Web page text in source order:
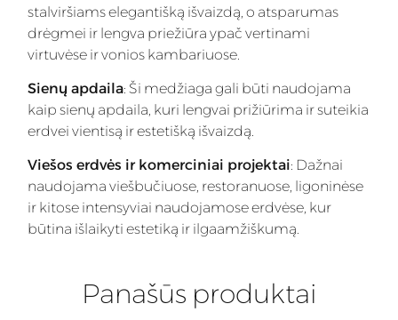
stalviršiams elegantišką išvaizdą, o atsparumas
drėgmei ir lengva priežiūra ypač vertinami
virtuvėse ir vonios kambariuose.
Sienų apdaila: Ši medžiaga gali būti naudojama
kaip sienų apdaila, kuri lengvai prižiūrima ir suteikia
erdvei vientisą ir estetišką išvaizdą.
Viešos erdvės ir komerciniai projektai: Dažnai
naudojama viešbučiuose, restoranuose, ligoninėse
ir kitose intensyviai naudojamose erdvėse, kur
būtina išlaikyti estetiką ir ilgaamžiškumą.
Panašūs produktai